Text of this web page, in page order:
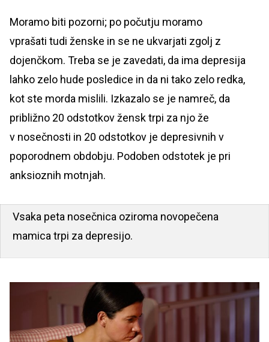
Moramo biti pozorni; po počutju moramo
vprašati tudi ženske in se ne ukvarjati zgolj z
dojenčkom. Treba se je zavedati, da ima depresija
lahko zelo hude posledice in da ni tako zelo redka,
kot ste morda mislili. Izkazalo se je namreč, da
približno 20 odstotkov žensk trpi za njo že
v nosečnosti in 20 odstotkov je depresivnih v
poporodnem obdobju. Podoben odstotek je pri
anksioznih motnjah.
Vsaka peta nosečnica oziroma novopečena
mamica trpi za depresijo.